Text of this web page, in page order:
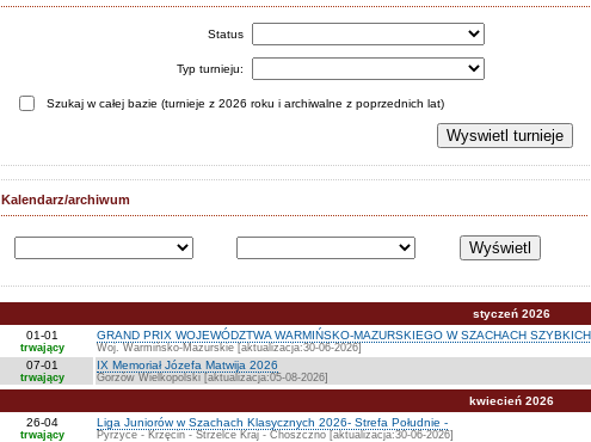
Status
Typ turnieju:
Szukaj w całej bazie (turnieje z 2026 roku i archiwalne z poprzednich lat)
Kalendarz/archiwum
styczeń 2026
01-01
trwający
GRAND PRIX WOJEWÓDZTWA WARMIŃSKO-MAZURSKIEGO W SZACHACH
Woj. Warmińsko-Mazurskie [aktualizacja:30-06-2026]
07-01
trwający
IX Memoriał Józefa Matwija 2026
Gorzów Wielkopolski [aktualizacja:05-08-2026]
kwiecień 2026
26-04
trwający
Liga Juniorów w Szachach Klasycznych 2026- Strefa Południe -
Pyrzyce - Krzęcin - Strzelce Kraj - Choszczno [aktualizacja:30-06-2026]